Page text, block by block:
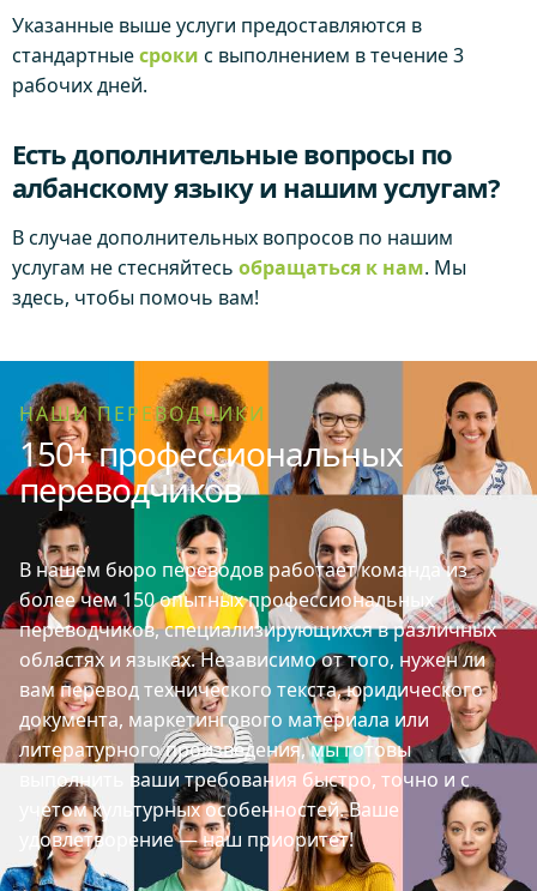
Указанные выше услуги предоставляются в
стандартныесроки с выполнением в течение 3
рабочих дней.
Есть дополнительные вопросы по
албанскому языку и нашим услугам?
В случае дополнительных вопросов по нашим
услугам не стесняйтесь обращаться к нам. Мы
здесь, чтобы помочь вам!
НАШИ ПЕРЕВОДЧИКИ
150+ профессиональных
переводчиков
В нашем бюро переводов работает команда из
более чем 150 опытных профессиональных
переводчиков, специализирующихся в различных
областях и языках. Независимо от того, нужен ли
вам перевод технического текста, юридического
документа, маркетингового материала или
литературного произведения, мы готовы
выполнить ваши требования быстро, точно и с
учетом культурных особенностей. Ваше
удовлетворение — наш приоритет!